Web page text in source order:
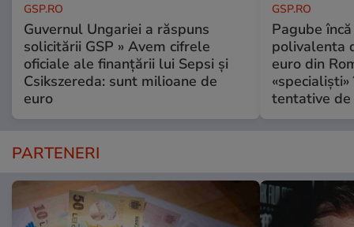
GSP.RO
Guvernul Ungariei a răspuns
solicitării GSP » Avem cifrele
oficiale ale finanțării lui Sepsi și
Csikszereda: sunt milioane de
euro
GSP.RO
Pagube
polivalenta
euro din
tentative de
PARTENERI